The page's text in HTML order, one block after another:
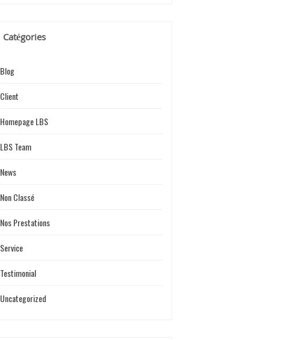
Catégories
Blog
Client
Homepage LBS
LBS Team
News
Non Classé
Nos Prestations
Service
Testimonial
Uncategorized